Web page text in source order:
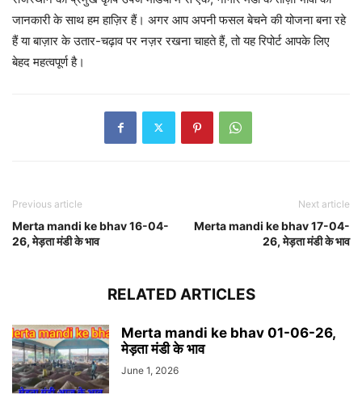
जानकारी के साथ हम हाज़िर हैं। अगर आप अपनी फसल बेचने की योजना बना रहे
हैं या बाज़ार के उतार-चढ़ाव पर नज़र रखना चाहते हैं, तो यह रिपोर्ट आपके लिए
बेहद महत्वपूर्ण है।
Previous article
Merta mandi ke bhav 16-04-
26, मेड़ता मंडी के भाव
Next article
Merta mandi ke bhav 17-04-
26, मेड़ता मंडी के भाव
RELATED ARTICLES
Merta mandi ke bhav 01-06-26,
मेड़ता मंडी के भाव
June 1, 2026